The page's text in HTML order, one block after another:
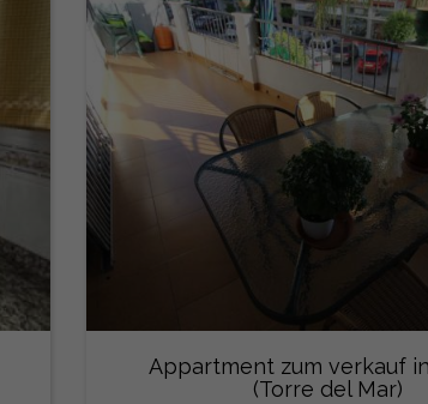
Appartment zum verkauf
(Torre del Mar)